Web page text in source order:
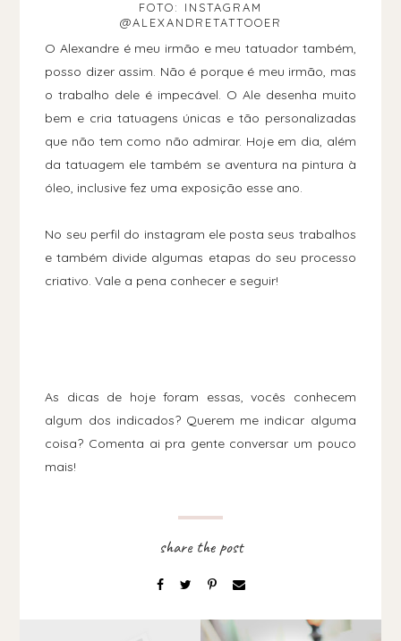
FOTO: INSTAGRAM
@ALEXANDRETATTOOER
O Alexandre é meu irmão e meu tatuador também,
posso dizer assim. Não é porque é meu irmão, mas
o trabalho dele é impecável. O Ale desenha muito
bem e cria tatuagens únicas e tão personalizadas
que não tem como não admirar. Hoje em dia, além
da tatuagem ele também se aventura na pintura à
óleo, inclusive fez uma exposição esse ano.
No seu perfil do instagram ele posta seus trabalhos
e também divide algumas etapas do seu processo
criativo. Vale a pena conhecer e seguir!
As dicas de hoje foram essas, vocês conhecem
algum dos indicados? Querem me indicar alguma
coisa? Comenta ai pra gente conversar um pouco
mais!